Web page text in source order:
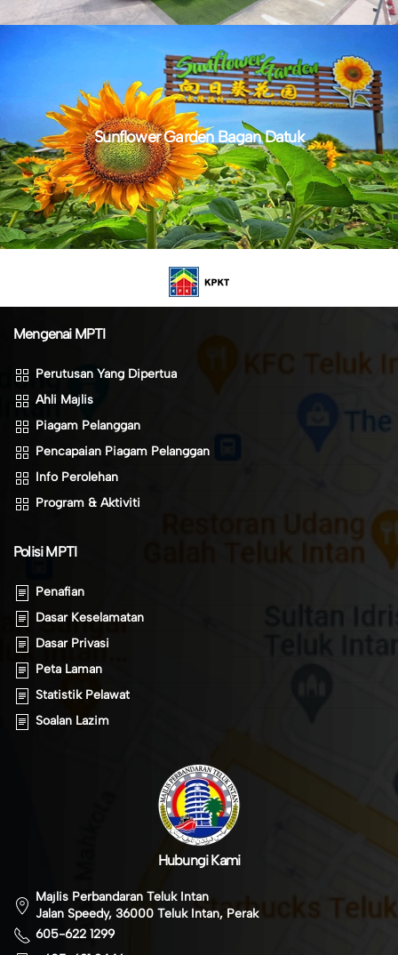
Sunflower Garden Bagan Datuk
Mengenai MPTI
Perutusan Yang Dipertua
Ahli Majlis
Piagam Pelanggan
Pencapaian Piagam Pelanggan
Info Perolehan
Program & Aktiviti
Polisi MPTI
Penafian
Dasar Keselamatan
Dasar Privasi
Peta Laman
Statistik Pelawat
Soalan Lazim
Hubungi Kami
Majlis Perbandaran Teluk Intan
Jalan Speedy, 36000 Teluk Intan, Perak
605-622 1299